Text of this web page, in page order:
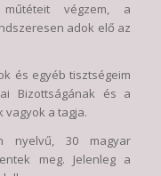
végzem, a
adok elő az
és egyéb tisztségeim
Bizottságának és a
vagyok a tagja.
nyelvű, 30 magyar
meg. Jelenleg a